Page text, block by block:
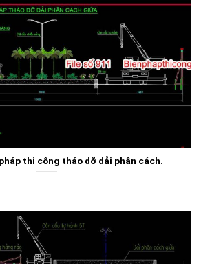
thi công tháo dỡ dải phân cách.